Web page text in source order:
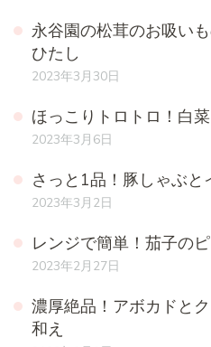
永谷園の松茸のお吸い
ひたし
2023年3月30日
ほっこりトロトロ！白
2023年3月6日
さっと1品！豚しゃぶと
2023年3月2日
レンジで簡単！茄子の
2023年2月27日
濃厚絶品！アボカドと
和え